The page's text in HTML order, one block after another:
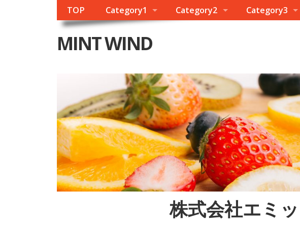
TOP Category1 Category2 Category3
MINT WIND
株式会社エミ